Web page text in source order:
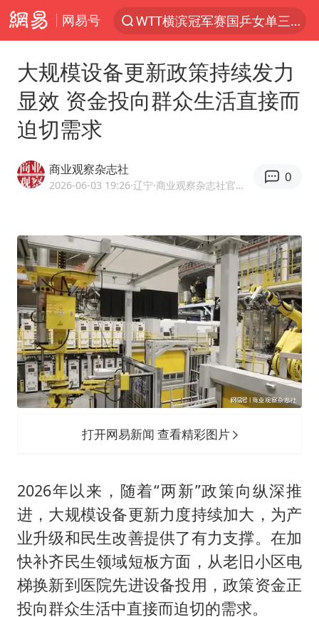
网易号
WTT横滨冠军赛国乒女单三将晋级四强
郑丽文：台湾从来没有“独立”过
新疆优化调整景区内自驾服务费
情侣平潭拍日出坠崖1死1伤
黄金牛市回来了吗
酒店花洒现排泄物住客索赔遭拒
杭州全市有序停课
夏日经济乘“热”而上 消费市场向“新”而行
上四休三，但降薪1000元，你接受吗？
泰国初中生饮弹自尽前开了26枪
36岁男演员成景区NPC后人气爆棚
全民健身事业高质量发展
几元成本的AI广告导致千万市值蒸发
乐享全民健身 共筑健康中国
大规模设备更新政策持续发力
显效 资金投向群众生活直接而
迫切需求
商业观察杂志社
2026-06-03 19:26·辽宁 ·商业观察杂志社官方网易号
0
打开网易新闻 查看精彩图片
2026年以来，随着“两新”政策向纵深推
进，大规模设备更新力度持续加大，为产
业升级和民生改善提供了有力支撑。在加
快补齐民生领域短板方面，从老旧小区电
梯换新到医院先进设备投用，政策资金正
投向群众生活中直接而迫切的需求。